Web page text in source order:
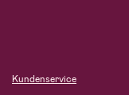
Kundenservice